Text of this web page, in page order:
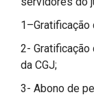
2- Gratificação
da CGJ;
3- Abono de